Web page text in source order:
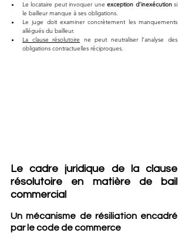
Le locataire peut invoquer une exception d’inexécution si
le bailleur manque à ses obligations.
Le juge doit examiner concrètement les manquements
allégués du bailleur.
La clause résolutoire ne peut neutraliser l’analyse des
obligations contractuelles réciproques.
Le cadre juridique de la clause
résolutoire en matière de bail
commercial
Un mécanisme de résiliation encadré
par le code de commerce